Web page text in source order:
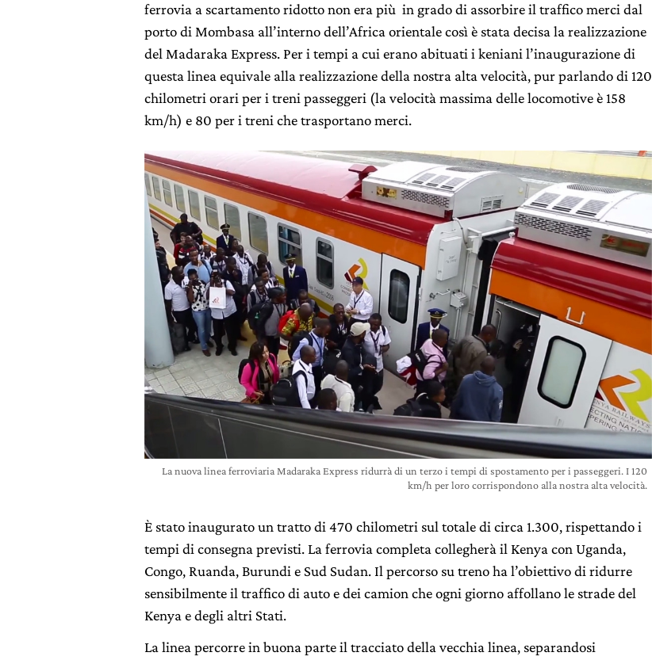
ferrovia a scartamento ridotto non era più in grado di assorbire il traffico merci dal
porto di Mombasa all’interno dell’Africa orientale così è stata decisa la realizzazione
del Madaraka Express. Per i tempi a cui erano abituati i keniani l’inaugurazione di
questa linea equivale alla realizzazione della nostra alta velocità, pur parlando di 120
chilometri orari per i treni passeggeri (la velocità massima delle locomotive è 158
km/h) e 80 per i treni che trasportano merci.
La nuova linea ferroviaria Madaraka Express ridurrà di un terzo i tempi di spostamento per i passeggeri. I 120
km/h per loro corrispondono alla nostra alta velocità.
È stato inaugurato un tratto di 470 chilometri sul totale di circa 1.300, rispettando i
tempi di consegna previsti. La ferrovia completa collegherà il Kenya con Uganda,
Congo, Ruanda, Burundi e Sud Sudan. Il percorso su treno ha l’obiettivo di ridurre
sensibilmente il traffico di auto e dei camion che ogni giorno affollano le strade del
Kenya e degli altri Stati.
La linea percorre in buona parte il tracciato della vecchia linea, separandosi